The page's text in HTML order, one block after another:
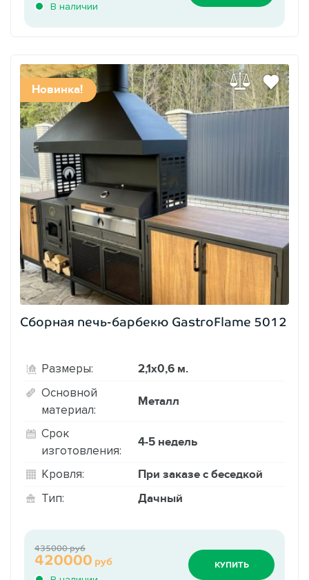
В наличии
Новинка!
Сборная печь-барбекю GastroFlame 5012
Размеры: 2,1х0,6 м.
Основной
материал:
Металл
Срок
изготовления:
4-5 недель
Кровля: При заказе с беседкой
Тип: Дачный
420000 руб
435000 руб
КУПИТЬ